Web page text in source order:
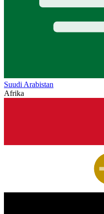
Suudi Arabistan
Afrika